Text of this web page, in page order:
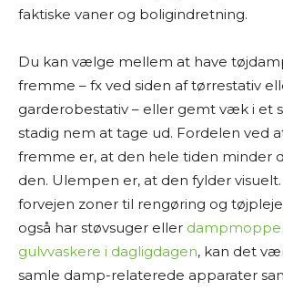
faktiske vaner og boligindretning.
Du kan vælge mellem at have
fremme – fx ved siden af tørrestativ
garderobestativ – eller gemt væk i et
stadig nem at tage ud. Fordelen ved
fremme er, at den hele tiden minder
den. Ulempen er, at den fylder
forvejen zoner til rengøring og
også har støvsuger eller
gulvvaskere i dagligdagen, kan det
samle damp-relaterede apparater